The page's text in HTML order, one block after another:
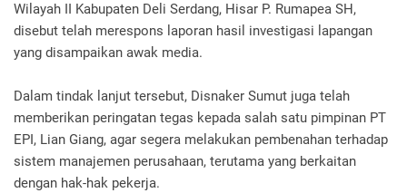
Wilayah II Kabupaten Deli Serdang, Hisar P. Rumapea SH,
disebut telah merespons laporan hasil investigasi lapangan
yang disampaikan awak media.
Dalam tindak lanjut tersebut, Disnaker Sumut juga telah
memberikan peringatan tegas kepada salah satu pimpinan PT
EPI, Lian Giang, agar segera melakukan pembenahan terhadap
sistem manajemen perusahaan, terutama yang berkaitan
dengan hak-hak pekerja.